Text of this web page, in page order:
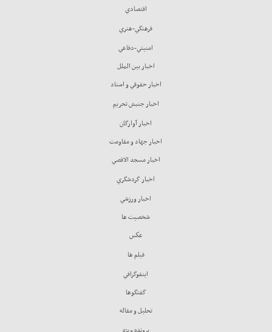
اقتصادي
فرهنگي-هنري
امنيتي-دفاعي
اخبار بين الملل
اخبار حقوقي و اسناد
اخبار جنبش تحريم
اخبار آوارگان
اخبار جهاد و مقاومت
اخبار مسجد الاقصي
اخبار گردشگري
اخبار ورزشي
شخصيت ها
عكس
فيلم ها
اينفوگرافي
گفتگوها
تحليل و مقاله